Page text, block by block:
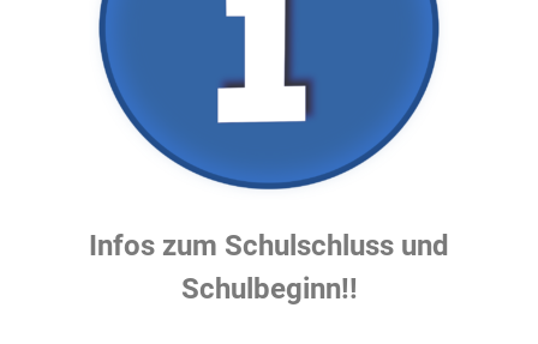
Infos zum Schulschluss und
Schulbeginn!!